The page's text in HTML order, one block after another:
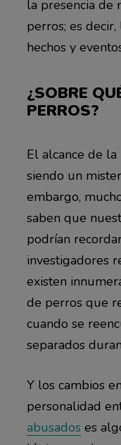
la presencia de
perros; es
hechos y
¿SOBRE
PERROS?
El alcance de
siendo un
embargo,
saben que
podrían
investigadores
existen
de perros que
cuando se
separados
Y los cambios
personalidad
abusados es